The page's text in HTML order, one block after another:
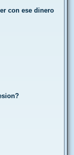
con ese dinero